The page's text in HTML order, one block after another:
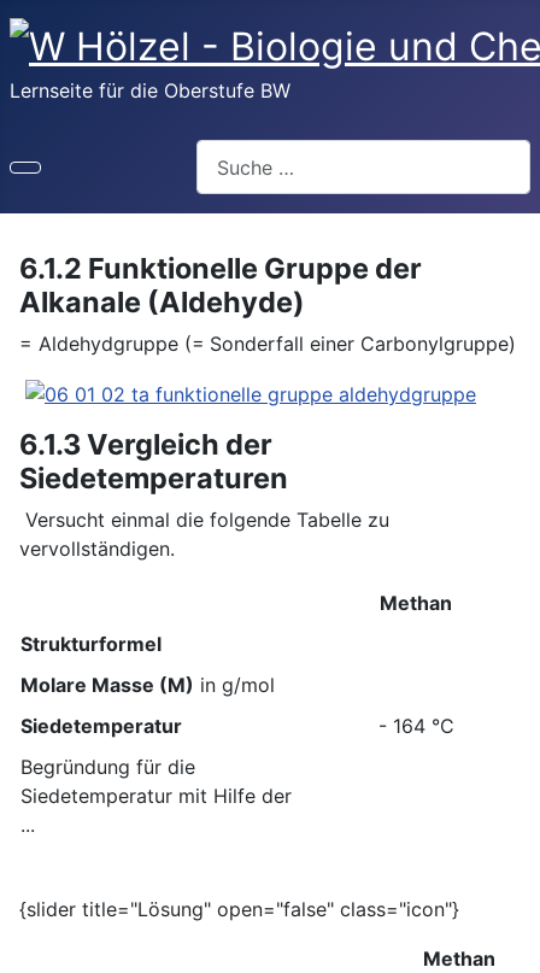
Lernseite für die Oberstufe BW
6.1.2 Funktionelle Gruppe der
Alkanale (Aldehyde)
= Aldehydgruppe (= Sonderfall einer Carbonylgruppe)
6.1.3 Vergleich der
Siedetemperaturen
Versucht einmal die folgende Tabelle zu
vervollständigen.
Methan
Strukturformel
Molare Masse (M) in g/mol
Siedetemperatur
- 164 °C
Begründung für die
Siedetemperatur mit Hilfe der
...
{slider title="Lösung" open="false" class="icon"}
Methan